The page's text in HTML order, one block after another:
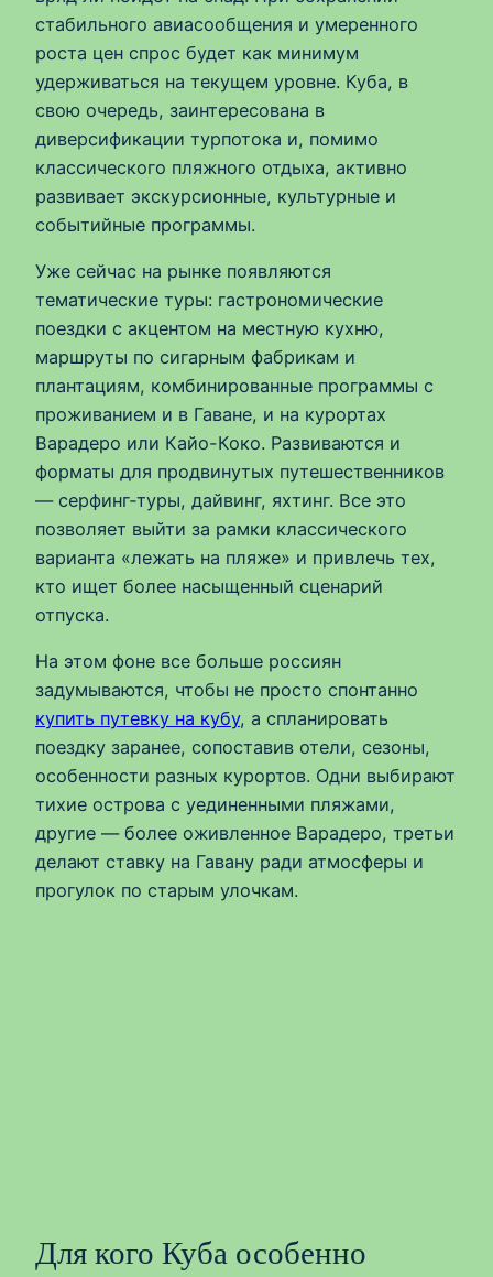
стабильного авиасообщения и умеренного
роста цен спрос будет как минимум
удерживаться на текущем уровне. Куба, в
свою очередь, заинтересована в
диверсификации турпотока и, помимо
классического пляжного отдыха, активно
развивает экскурсионные, культурные и
событийные программы.
Уже сейчас на рынке появляются
тематические туры: гастрономические
поездки с акцентом на местную кухню,
маршруты по сигарным фабрикам и
плантациям, комбинированные программы с
проживанием и в Гаване, и на курортах
Варадеро или Кайо-Коко. Развиваются и
форматы для продвинутых путешественников
— серфинг‑туры, дайвинг, яхтинг. Все это
позволяет выйти за рамки классического
варианта «лежать на пляже» и привлечь тех,
кто ищет более насыщенный сценарий
отпуска.
На этом фоне все больше россиян
задумываются, чтобы не просто спонтанно
купить путевку на кубу, а спланировать
поездку заранее, сопоставив отели, сезоны,
особенности разных курортов. Одни выбирают
тихие острова с уединенными пляжами,
другие — более оживленное Варадеро, третьи
делают ставку на Гавану ради атмосферы и
прогулок по старым улочкам.
Для кого Куба особенно